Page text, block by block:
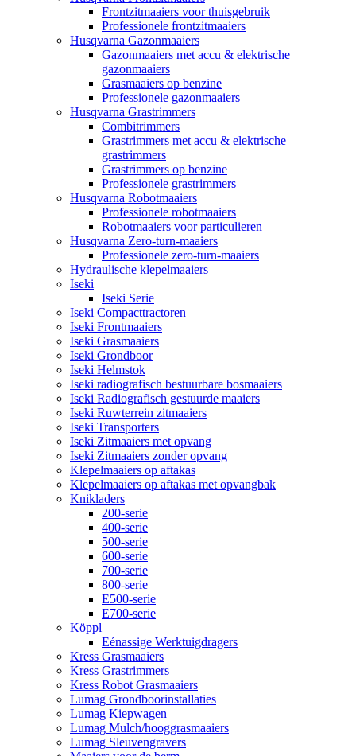
Frontzitmaaiers voor thuisgebruik
Professionele frontzitmaaiers
Husqvarna Gazonmaaiers
Gazonmaaiers met accu & elektrische
gazonmaaiers
Grasmaaiers op benzine
Professionele gazonmaaiers
Husqvarna Grastrimmers
Combitrimmers
Grastrimmers met accu & elektrische
grastrimmers
Grastrimmers op benzine
Professionele grastrimmers
Husqvarna Robotmaaiers
Professionele robotmaaiers
Robotmaaiers voor particulieren
Husqvarna Zero-turn-maaiers
Professionele zero-turn-maaiers
Hydraulische klepelmaaiers
Iseki
Iseki Serie
Iseki Compacttractoren
Iseki Frontmaaiers
Iseki Grasmaaiers
Iseki Grondboor
Iseki Helmstok
Iseki radiografisch bestuurbare bosmaaiers
Iseki Radiografisch gestuurde maaiers
Iseki Ruwterrein zitmaaiers
Iseki Transporters
Iseki Zitmaaiers met opvang
Iseki Zitmaaiers zonder opvang
Klepelmaaiers op aftakas
Klepelmaaiers op aftakas met opvangbak
Knikladers
200-serie
400-serie
500-serie
600-serie
700-serie
800-serie
E500-serie
E700-serie
Köppl
Eénassige Werktuigdragers
Kress Grasmaaiers
Kress Grastrimmers
Kress Robot Grasmaaiers
Lumag Grondboorinstallaties
Lumag Kiepwagen
Lumag Mulch/hooggrasmaaiers
Lumag Sleuvengravers